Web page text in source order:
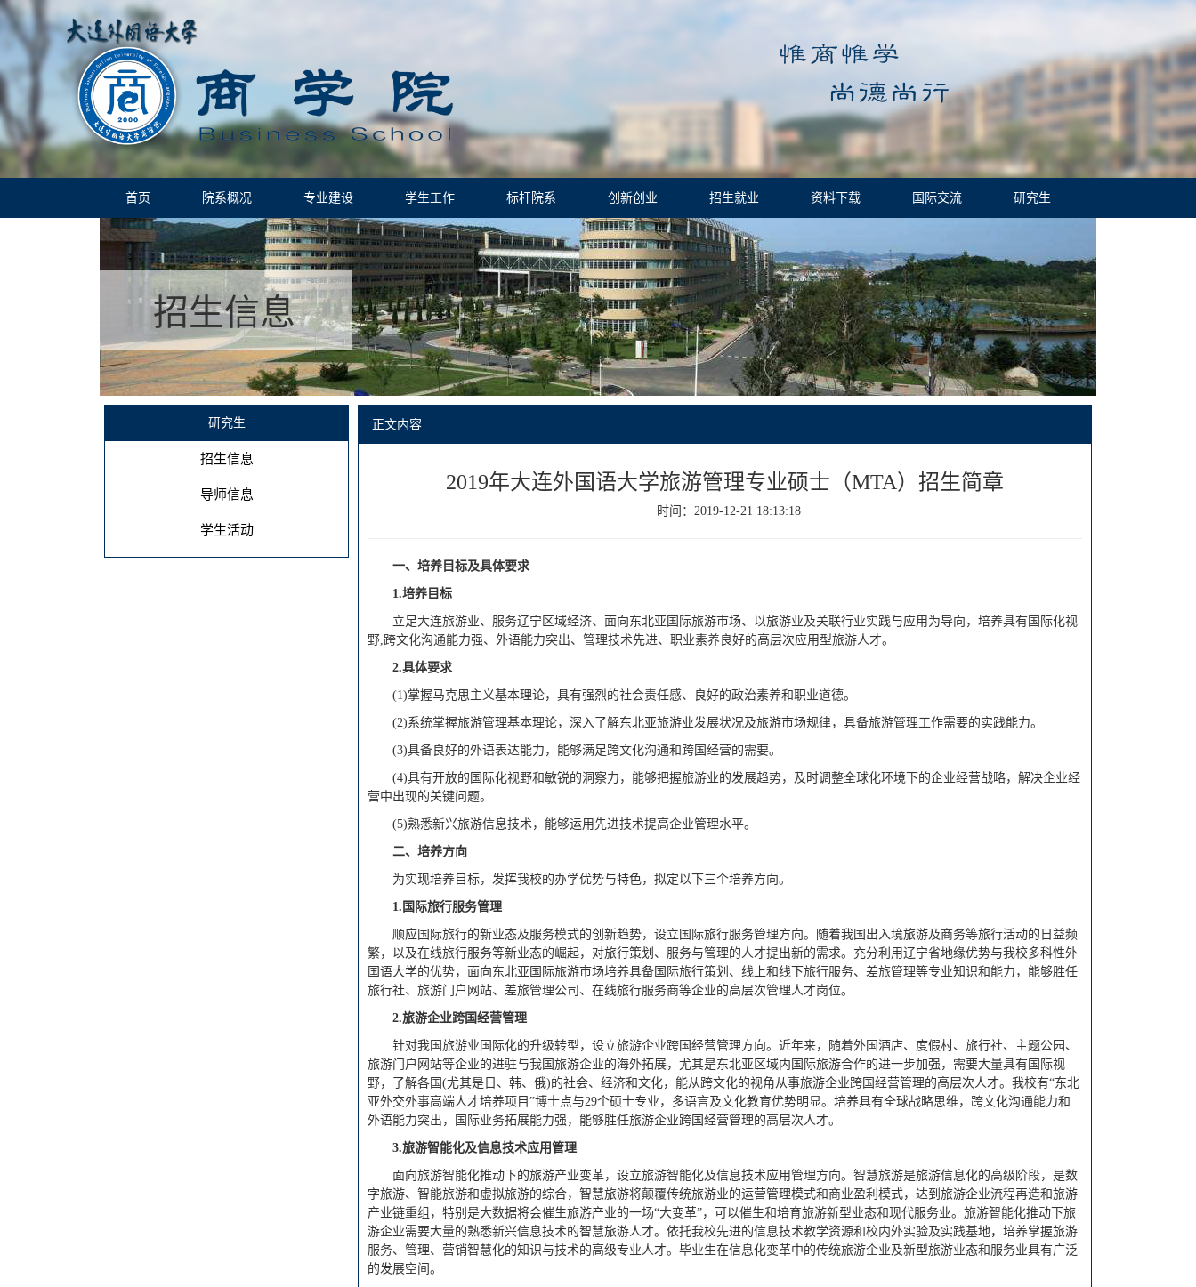
首页 院系概况 专业建设 学生工作 标杆院系 创新创业 招生就业 资料下载 国际交流 研究生
招生信息
研究生
招生信息
导师信息
学生活动
正文内容
2019年大连外国语大学旅游管理专业硕士（MTA）招生简章
时间：2019-12-21 18:13:18
一、培养目标及具体要求
1.培养目标
立足大连旅游业、服务辽宁区域经济、面向东北亚国际旅游市场、以旅游业及关联行业实践与应用为导向，培养具有国际化视
野,跨文化沟通能力强、外语能力突出、管理技术先进、职业素养良好的高层次应用型旅游人才。
2.具体要求
(1)掌握马克思主义基本理论，具有强烈的社会责任感、良好的政治素养和职业道德。
(2)系统掌握旅游管理基本理论，深入了解东北亚旅游业发展状况及旅游市场规律，具备旅游管理工作需要的实践能力。
(3)具备良好的外语表达能力，能够满足跨文化沟通和跨国经营的需要。
(4)具有开放的国际化视野和敏锐的洞察力，能够把握旅游业的发展趋势，及时调整全球化环境下的企业经营战略，解决企业经
营中出现的关键问题。
(5)熟悉新兴旅游信息技术，能够运用先进技术提高企业管理水平。
二、培养方向
为实现培养目标，发挥我校的办学优势与特色，拟定以下三个培养方向。
1. 国际旅行服务管理
顺应国际旅行的新业态及服务模式的创新趋势，设立国际旅行服务管理方向。随着我国出入境旅游及商务等旅行活动的日益频
繁，以及在线旅行服务等新业态的崛起，对旅行策划、服务与管理的人才提出新的需求。充分利用辽宁省地缘优势与我校多科性外
国语大学的优势，面向东北亚国际旅游市场培养具备国际旅行策划、线上和线下旅行服务、差旅管理等专业知识和能力，能够胜任
旅行社、旅游门户网站、差旅管理公司、在线旅行服务商等企业的高层次管理人才岗位。
2.旅游企业跨国经营管理
针对我国旅游业国际化的升级转型，设立旅游企业跨国经营管理方向。近年来，随着外国酒店、度假村、旅行社、主题公园、
旅游门户网站等企业的进驻与我国旅游企业的海外拓展，尤其是东北亚区域内国际旅游合作的进一步加强，需要大量具有国际视
野，了解各国(尤其是日、韩、俄)的社会、经济和文化，能从跨文化的视角从事旅游企业跨国经营管理的高层次人才。我校有“东北
亚外交外事高端人才培养项目”博士点与29个硕士专业，多语言及文化教育优势明显。培养具有全球战略思维，跨文化沟通能力和
外语能力突出，国际业务拓展能力强，能够胜任旅游企业跨国经营管理的高层次人才。
3.旅游智能化及信息技术应用管理
面向旅游智能化推动下的旅游产业变革，设立旅游智能化及信息技术应用管理方向。智慧旅游是旅游信息化的高级阶段，是数
字旅游、智能旅游和虚拟旅游的综合，智慧旅游将颠覆传统旅游业的运营管理模式和商业盈利模式，达到旅游企业流程再造和旅游
产业链重组，特别是大数据将会催生旅游产业的一场“大变革”，可以催生和培育旅游新型业态和现代服务业。旅游智能化推动下旅
游企业需要大量的熟悉新兴信息技术的智慧旅游人才。依托我校先进的信息技术教学资源和校内外实验及实践基地，培养掌握旅游
服务、管理、营销智慧化的知识与技术的高级专业人才。毕业生在信息化变革中的传统旅游企业及新型旅游业态和服务业具有广泛
的发展空间。